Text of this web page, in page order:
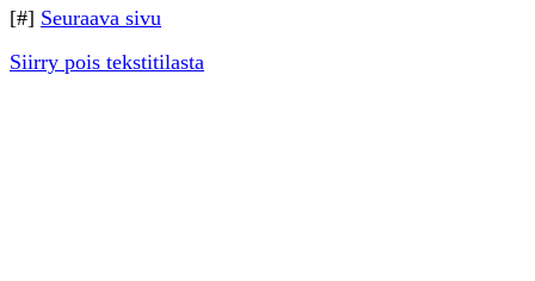
[#] Seuraava sivu
Siirry pois tekstitilasta